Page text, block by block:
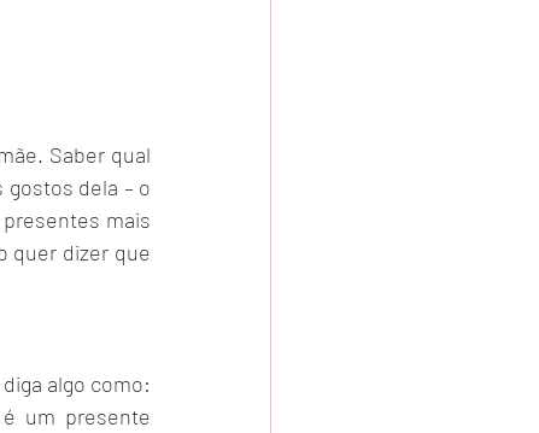
Saber qual
dela – o
mais
quer dizer que
algo como:
um presente